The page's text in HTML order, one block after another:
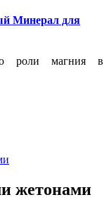
Минерал для
роли магния в
жетонами